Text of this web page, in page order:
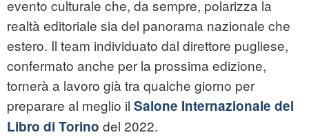
evento culturale che, da sempre, polarizza la
realtà editoriale sia del panorama nazionale che
estero. Il team individuato dal direttore pugliese,
confermato anche per la prossima edizione,
tornerà a lavoro già tra qualche giorno per
preparare al meglio il Salone Internazionale del
Libro di Torino del 2022.